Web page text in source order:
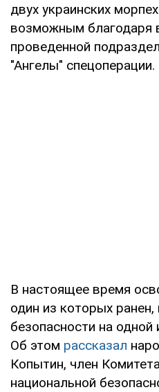
двух украинских
возможным благодаря
проведенной
"Ангелы" спецоперации.
В настоящее время
один из которых ранен,
безопасности на
Об этом рассказал
Копытин, член
национальной